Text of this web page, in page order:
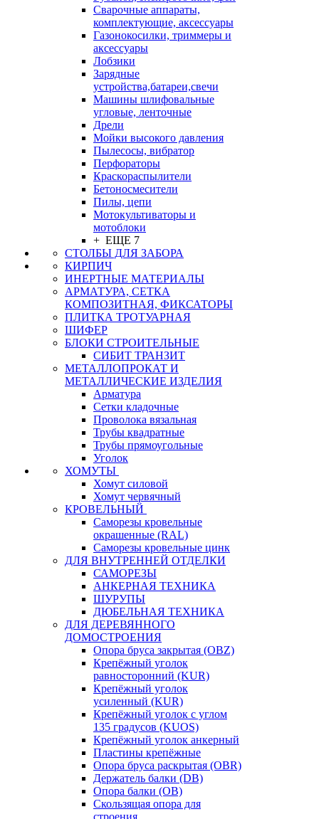
Сварочные аппараты,
комплектующие, аксессуары
Газонокосилки, триммеры и
аксессуары
Лобзики
Зарядные
устройства,батареи,свечи
Машины шлифовальные
угловые, ленточные
Дрели
Мойки высокого давления
Пылесосы, вибратор
Перфораторы
Краскораспылители
Бетоносмесители
Пилы, цепи
Мотокультиваторы и
мотоблоки
+ ЕЩЕ 7
СТОЛБЫ ДЛЯ ЗАБОРА
КИРПИЧ
ИНЕРТНЫЕ МАТЕРИАЛЫ
АРМАТУРА, СЕТКА
КОМПОЗИТНАЯ, ФИКСАТОРЫ
ПЛИТКА ТРОТУАРНАЯ
ШИФЕР
БЛОКИ СТРОИТЕЛЬНЫЕ
СИБИТ ТРАНЗИТ
МЕТАЛЛОПРОКАТ И
МЕТАЛЛИЧЕСКИЕ ИЗДЕЛИЯ
Арматура
Сетки кладочные
Проволока вязальная
Трубы квадратные
Трубы прямоугольные
Уголок
ХОМУТЫ
Хомут силовой
Хомут червячный
КРОВЕЛЬНЫЙ
Саморезы кровельные
окрашенные (RAL)
Саморезы кровельные цинк
ДЛЯ ВНУТРЕННЕЙ ОТДЕЛКИ
САМОРЕЗЫ
АНКЕРНАЯ ТЕХНИКА
ШУРУПЫ
ДЮБЕЛЬНАЯ ТЕХНИКА
ДЛЯ ДЕРЕВЯННОГО
ДОМОСТРОЕНИЯ
Опора бруса закрытая (OBZ)
Крепёжный уголок
равносторонний (KUR)
Крепёжный уголок
усиленный (KUR)
Крепёжный уголок с углом
135 градусов (KUOS)
Крепёжный уголок анкерный
Пластины крепёжные
Опора бруса раскрытая (OBR)
Держатель балки (DB)
Опора балки (ОВ)
Скользящая опора для
строения